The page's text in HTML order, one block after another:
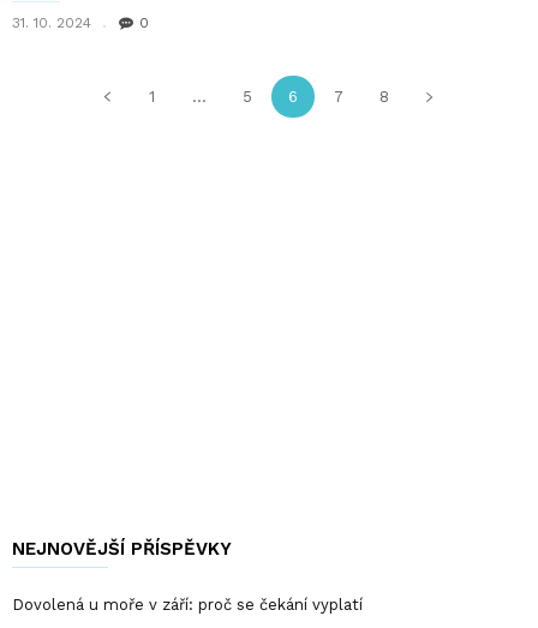
31. 10. 2024 0
1 ... 5 6 7 8
NEJNOVĚJŠÍ PŘÍSPĚVKY
Dovolená u moře v září: proč se čekání vyplatí